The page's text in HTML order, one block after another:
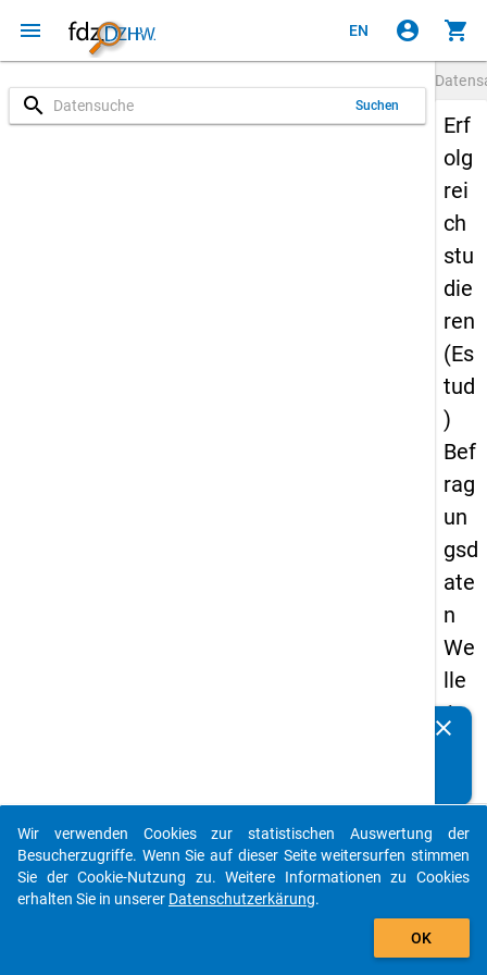
menu EN account_circle shopping_cart
search Suchen
Erf
olg
rei
ch
stu
die
ren
(Es
tud
)
Bef
rag
un
gsd
ate
n
We
lle
1
Details
Typ:
clear
auto_stories
add_shopping_cart
Wir verwenden Cookies zur statistischen Auswertung der
Besucherzugriffe. Wenn Sie auf dieser Seite weitersurfen stimmen
Sie der Cookie-Nutzung zu. Weitere Informationen zu Cookies
erhalten Sie in unserer Datenschutzerkärung.
OK